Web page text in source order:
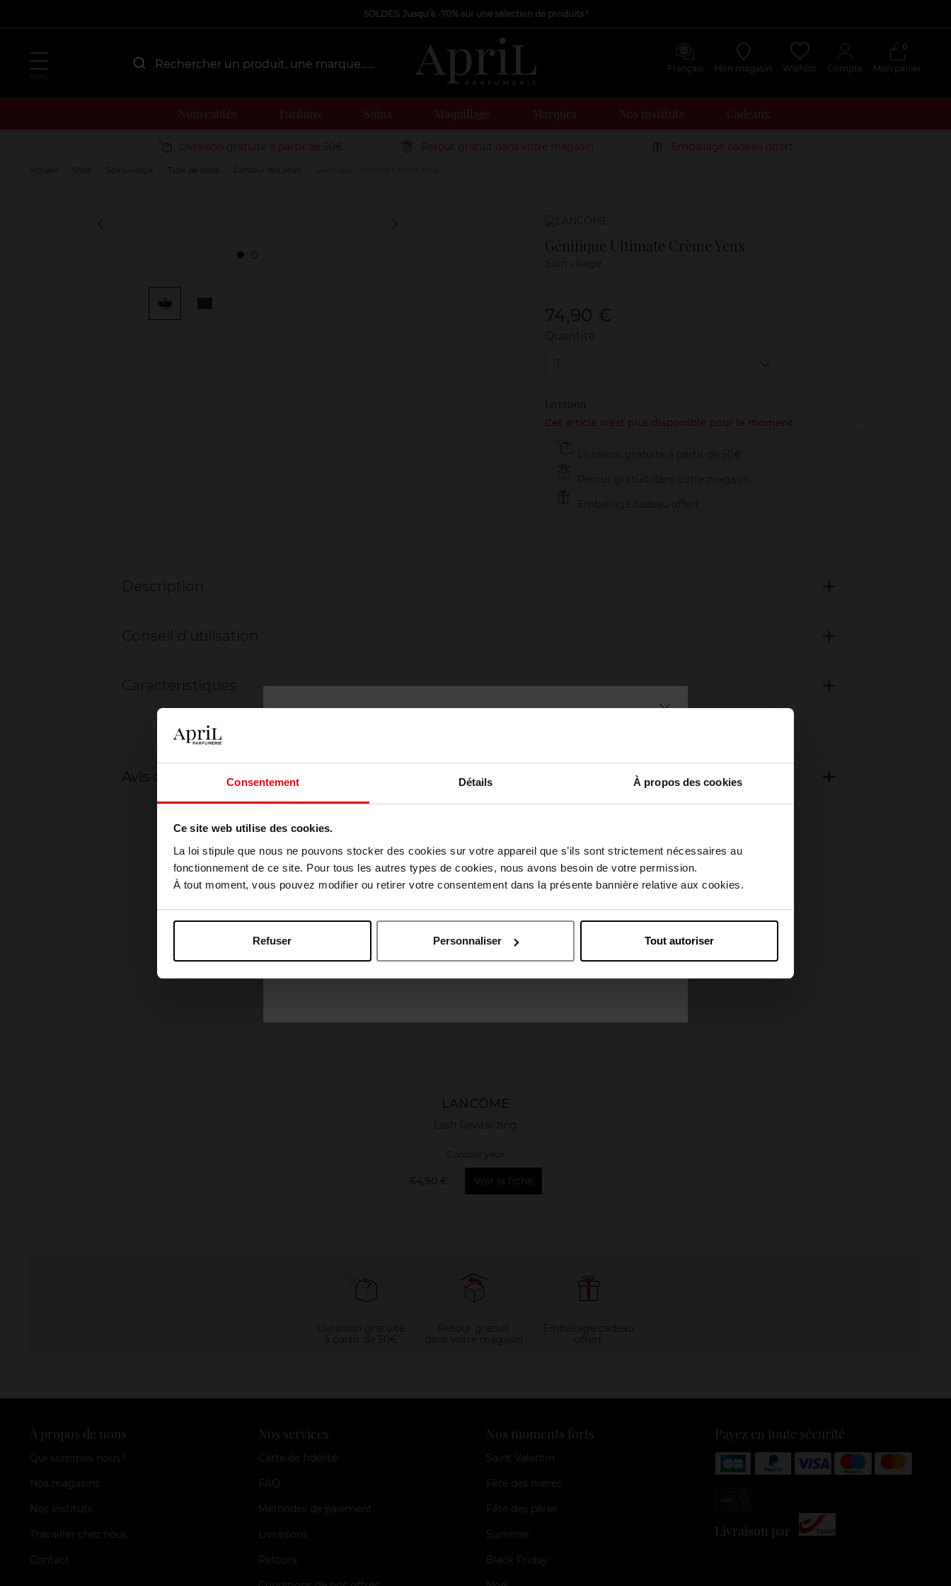
Consentement Détails À propos des cookies
Ce site web utilise des cookies.
La loi stipule que nous ne pouvons stocker des cookies sur votre appareil que s’ils sont strictement nécessaires au
fonctionnement de ce site. Pour tous les autres types de cookies, nous avons besoin de votre permission.
À tout moment, vous pouvez modifier ou retirer votre consentement dans la présente bannière relative aux cookies.
Refuser Personnaliser Tout autoriser
SOLDES: Jusqu'à -70% sur une sélection de produits !
Français Mon magasin Wishlist Compte Mon panier
0
Nouveautés Parfums Soins Maquillage Marques Nos instituts Cadeaux
Livraison gratuite à partir de 50€ Retour gratuit dans votre magasin Emballage cadeau offert
Accueil Shop Soins visage Type de soins Contour des yeux
Marque
Génifique Ultimate Crème Yeux
1
Livraison
Cet article n'est plus disponible pour le moment
Avis client
Oublié quelque chose ?
LANCÔME
Lash Revitalizing
Contour yeux
64,90 € Voir la fiche
À propos de nous
Qui sommes nous?
Nos magasins
Nos instituts
Travailler chez nous
Contact
Nos services
Carte de fidélité
FAQ
Méthodes de paiement
Livraisons
Retours
Nos moments forts
Saint Valentin
Fête des mères
Fête des pères
Summer
Black Friday
Payez en toute sécurité
Livraison par
Choisissez votre pays